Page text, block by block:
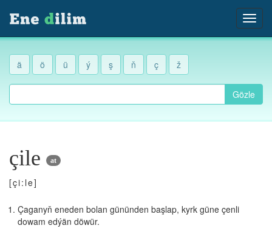
ä ö ü ý ş ň ç ž
Gözle
çile at
[çi:le]
Çaganyň eneden bolan gününden başlap, kyrk güne çenli
dowam edýän döwür.